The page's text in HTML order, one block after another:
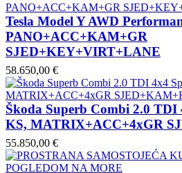
Tesla Model Y AWD
PANO+ACC+KAM+GR
SJED+KEY+VIRT+LANE
58.650,00 €
Škoda Superb Combi 2.0 TDI
KS, MATRIX+ACC+4xGR
55.850,00 €